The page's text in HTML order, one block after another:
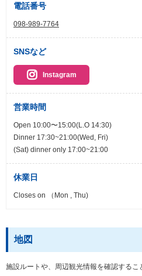
電話番号
098-989-7764
SNSなど
Instagram
営業時間
Open 10:00〜15:00(L.O 14:30)
Dinner 17:30~21:00(Wed, Fri)
(Sat) dinner only 17:00~21:00
休業日
Closes on （Mon , Thu)
地図
施設ルートや、周辺観光情報を確認するこ